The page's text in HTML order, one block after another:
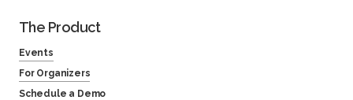
The Product
Events
For Organizers
Schedule a Demo